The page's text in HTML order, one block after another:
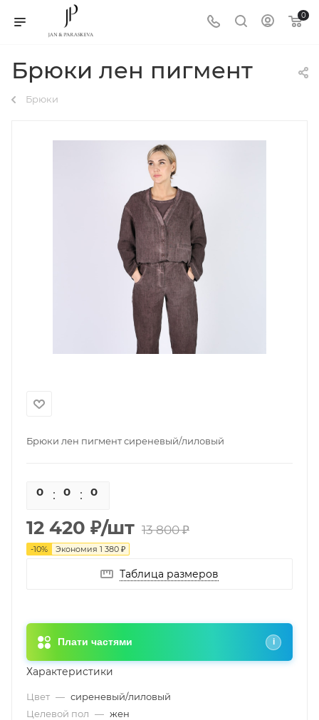
0
Брюки лен пигмент
Брюки
Брюки лен пигмент сиреневый/лиловый
0 0 0
12 420 ₽/шт 13 800₽
-10% Экономия 1 380 ₽
Таблица размеров
Плати частями i
Характеристики
Цвет — сиреневый/лиловый
Целевой пол — жен